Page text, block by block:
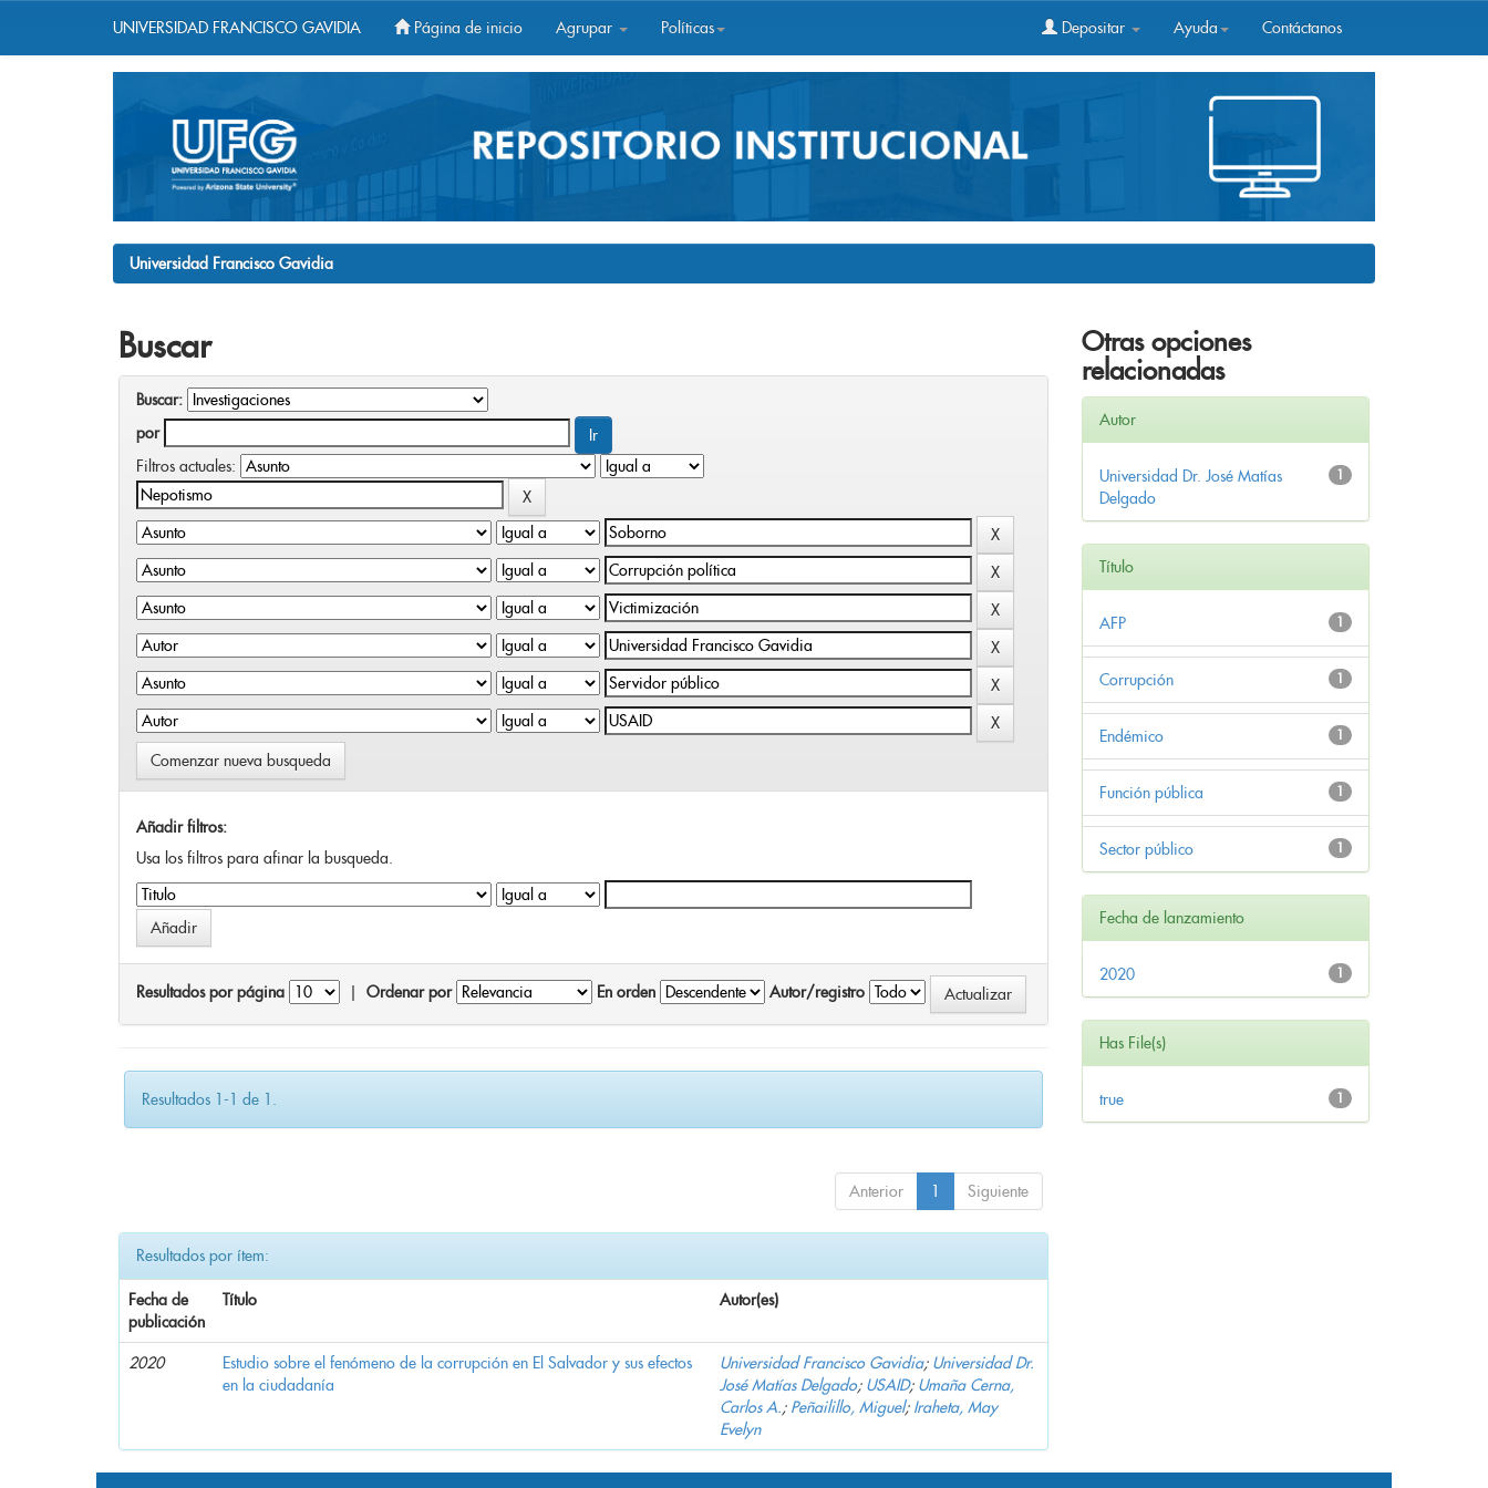
UNIVERSIDAD FRANCISCO GAVIDIA Página de inicio Agrupar Políticas Depositar Ayuda Contáctanos
Universidad Francisco Gavidia
Buscar
Buscar:
por
Filtros actuales:
Comenzar nueva busqueda
Añadir filtros:
Usa los filtros para afinar la busqueda.
Resultados por página Ordenar por En orden Autor/registro
Resultados 1-1 de 1.
Anterior 1 Siguiente
Resultados por ítem:
Fecha de
publicación
Título Autor(es)
2020
Estudio sobre el fenómeno de la corrupción en El Salvador y sus efectos
en la ciudadanía
Universidad Francisco Gavidia; Universidad Dr.
José Matías Delgado; USAID; Umaña Cerna,
Carlos A.; Peñailillo, Miguel; Iraheta, May
Evelyn
Otras opciones
relacionadas
Autor
1
Universidad Dr. José Matías
Delgado
Título
1
AFP
1
Corrupción
1
Endémico
1
Función pública
1
Sector público
Fecha de lanzamiento
1
2020
Has File(s)
1
true